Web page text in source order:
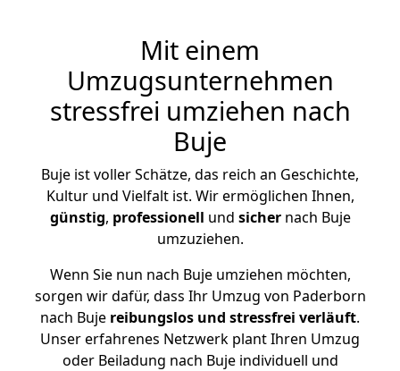
Mit einem
Umzugsunternehmen
stressfrei umziehen nach
Buje
Buje ist voller Schätze, das reich an Geschichte,
Kultur und Vielfalt ist. Wir ermöglichen Ihnen,
günstig, professionell und sichernach Buje
umzuziehen.
Wenn Sie nun nach Buje umziehen möchten,
sorgen wir dafür, dass Ihr Umzug von Paderborn
nach Buje reibungslos und stressfrei verläuft.
Unser erfahrenes Netzwerk plant Ihren Umzug
oder Beiladung nach Buje individuell und